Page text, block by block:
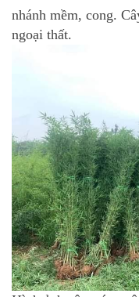
nhánh mềm, cong.
ngoại thất.